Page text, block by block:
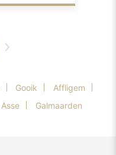
Gooik
Affligem
Asse Galmaarden